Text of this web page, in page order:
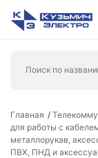
Главная
для работы с
металлорукав,
ПВХ, ПНД и